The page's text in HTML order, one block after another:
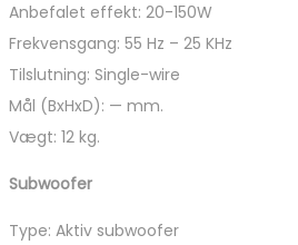
Anbefalet effekt: 20-150W
Frekvensgang: 55 Hz – 25 KHz
Tilslutning: Single-wire
Mål (BxHxD): — mm.
Vægt: 12 kg.
Subwoofer
Type: Aktiv subwoofer